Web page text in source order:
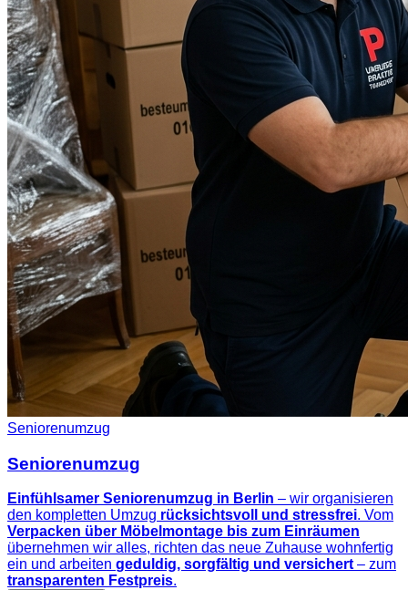
Seniorenumzug
Seniorenumzug
Einfühlsamer Seniorenumzug in Berlin – wir organisieren
den kompletten Umzug rücksichtsvoll und stressfrei. Vom
Verpacken über Möbelmontage bis zum Einräumen
übernehmen wir alles, richten das neue Zuhause wohnfertig
ein und arbeiten geduldig, sorgfältig und versichert– zum
transparenten Festpreis.